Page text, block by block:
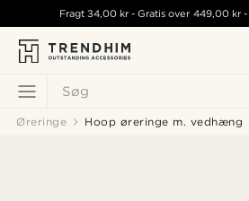
Søg
Fragt34,00 kr - Gratis over 449,00 kr-
Øreringe Hoop øreringe m. vedhæng